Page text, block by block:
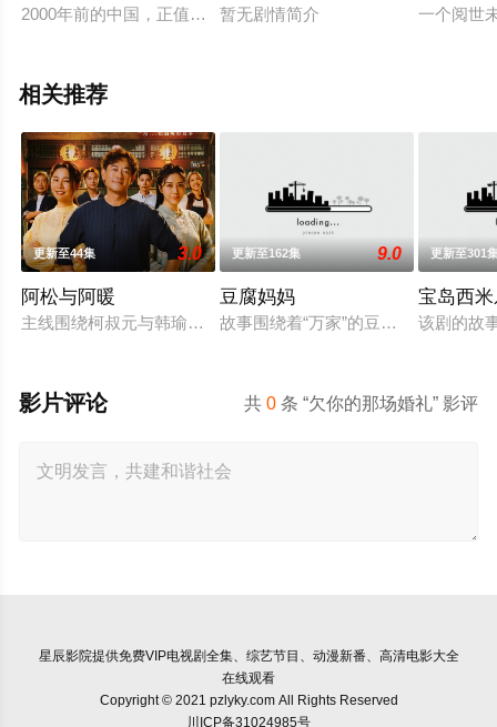
2000年前的中国，正值战国时期，“乱世出英雄”，在这期间出
暂无剧情简介 一个阅世
相关推荐
更新至44集 3.0
阿松与阿暖
主线围绕柯叔元与韩瑜饰演的"离婚夫妻"阿松、阿芬展开，两人
更新至162集 9.0
豆腐妈妈
故事围绕着“万家”的豆腐老店，因“
更新至301
宝岛西
该剧的故
共0 条 “欠你的那场婚礼” 影评
影片评论
星辰影院提供免费VIP电视剧全集、综艺节目、动漫新番、高清电影大全
在线观看
Copyright © 2021 pzlyky.com All Rights Reserved
川ICP备31024985号